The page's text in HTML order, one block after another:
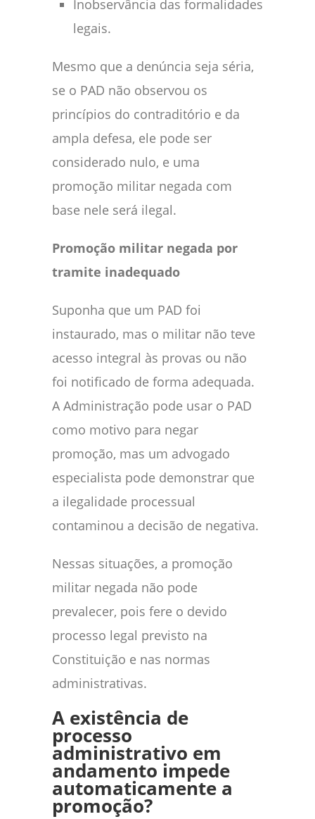
Inobservância das formalidades
legais.
Mesmo que a denúncia seja séria,
se o PAD não observou os
princípios do contraditório e da
ampla defesa, ele pode ser
considerado nulo, e uma
promoção militar negada com
base nele será ilegal.
Promoção militar negada por
tramite inadequado
Suponha que um PAD foi
instaurado, mas o militar não teve
acesso integral às provas ou não
foi notificado de forma adequada.
A Administração pode usar o PAD
como motivo para negar
promoção, mas um advogado
especialista pode demonstrar que
a ilegalidade processual
contaminou a decisão de negativa.
Nessas situações, a promoção
militar negada não pode
prevalecer, pois fere o devido
processo legal previsto na
Constituição e nas normas
administrativas.
A existência de
processo
administrativo em
andamento impede
automaticamente a
promoção?